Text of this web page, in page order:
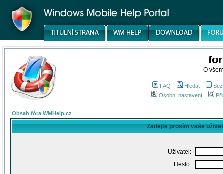
O
FAQ Hledat
Osobní nastavení
Obsah fóra WMHelp.cz
Zadejte prosím vaše
Uživatel:
Heslo: